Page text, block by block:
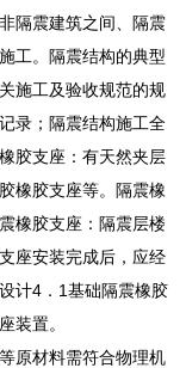
隔震建筑之间、隔震
工。隔震结构的典型
施工及验收规范的规
录；隔震结构施工全
胶支座：有天然夹层
橡胶支座等。隔震橡
橡胶支座：隔震层楼
座安装完成后，应经
计4．1基础隔震橡胶
装置。
原材料需符合物理机